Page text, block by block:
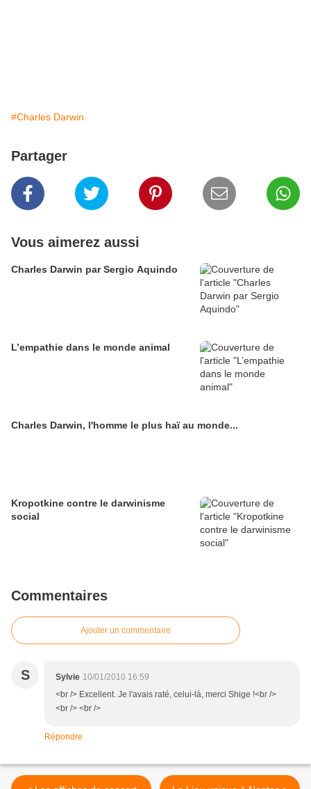
#Charles Darwin
Partager
Vous aimerez aussi
Charles Darwin par Sergio Aquindo
L’empathie dans le monde animal
Charles Darwin, l'homme le plus haï au monde...
Kropotkine contre le darwinisme
social
Commentaires
Ajouter un commentaire
S Sylvie 10/01/2010 16:59
<br /> Excellent. Je l'avais raté, celui-là, merci Shige !<br />
<br /> <br />
Répondre